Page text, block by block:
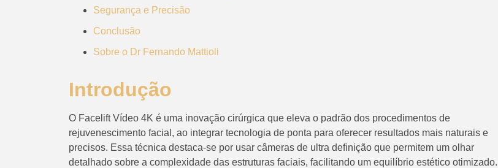
Segurança e Precisão
Conclusão
Sobre o Dr Fernando Mattioli
Introdução
O Facelift Vídeo 4K é uma inovação cirúrgica que eleva o padrão dos procedimentos de
rejuvenescimento facial, ao integrar tecnologia de ponta para oferecer resultados mais naturais e
precisos. Essa técnica destaca-se por usar câmeras de ultra definição que permitem um olhar
detalhado sobre a complexidade das estruturas faciais, facilitando um equilíbrio estético otimizado.